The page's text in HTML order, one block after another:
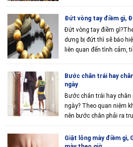
Đứt vòng tay điềm gì,
Đứt vòng tay điềm
dưng bị đứt thì sẽ báo
liên quan đến tình cảm,
Bước chân trái hay
ngày
Bước chân trái hay
ngày? Theo quan niệm
nên bước chân phải ra
Giật lông mày điềm gì,